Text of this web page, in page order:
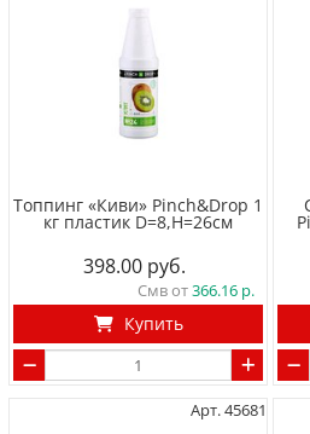
Топпинг «Киви» Pinch&Drop 1
кг пластик D=8,H=26см
398.00
Смв от366.16
Купить
Арт. 45681